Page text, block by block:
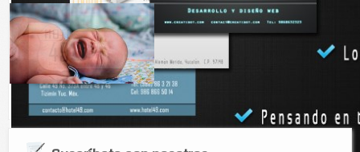
Los bebés lloran por enfado o miedo cuando tienen...